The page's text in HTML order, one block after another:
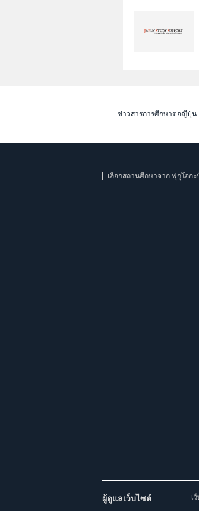
ข่าวสารการศึกษาต่อญี่ปุ่น
เลือกสถานศึกษาจาก ฟุกุโอก
ผู้ดูแลเว็บไซต์ เ